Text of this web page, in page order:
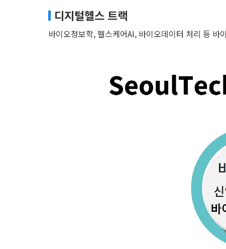
디지털헬스 트랙
바이오정보학, 헬스케어AI, 바이오데이터 처리 등